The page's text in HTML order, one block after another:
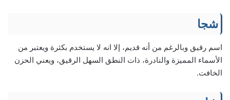
شجا
اسم رقيق وبالرغم من أنه قديم، إلا انه لا يستخدم بكثرة ويعتبر من
الأسماء المميزة والنادرة، ذات النطق السهل الرقيق، ويعني الحزن
الخافت.